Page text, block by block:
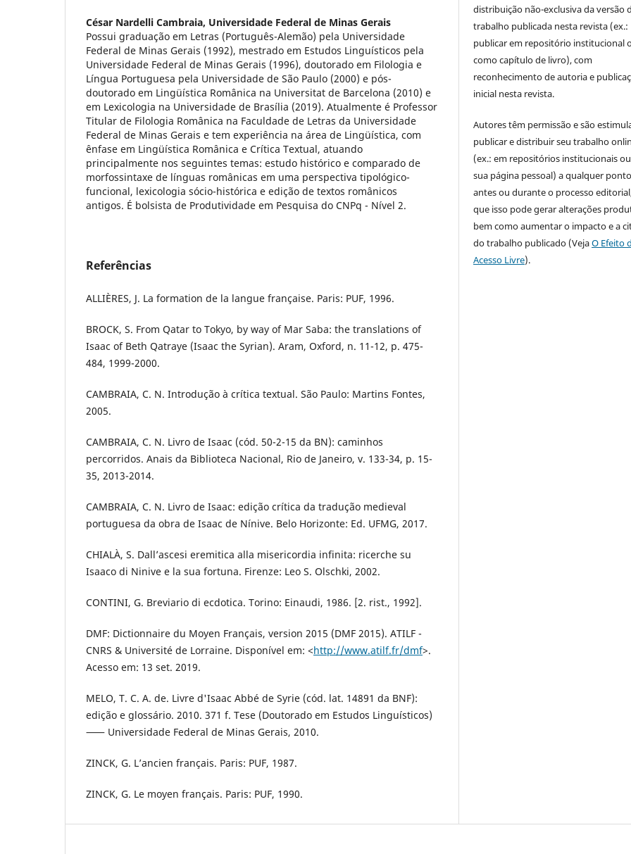
César Nardelli Cambraia, Universidade Federal de Minas Gerais
Possui graduação em Letras (Português-Alemão) pela Universidade
Federal de Minas Gerais (1992), mestrado em Estudos Linguísticos pela
Universidade Federal de Minas Gerais (1996), doutorado em Filologia e
Língua Portuguesa pela Universidade de São Paulo (2000) e pós-
doutorado em Lingüística Românica na Universitat de Barcelona (2010) e
em Lexicologia na Universidade de Brasília (2019). Atualmente é Professor
Titular de Filologia Românica na Faculdade de Letras da Universidade
Federal de Minas Gerais e tem experiência na área de Lingüística, com
ênfase em Lingüística Românica e Crítica Textual, atuando
principalmente nos seguintes temas: estudo histórico e comparado de
morfossintaxe de línguas românicas em uma perspectiva tipológico-
funcional, lexicologia sócio-histórica e edição de textos românicos
antigos. É bolsista de Produtividade em Pesquisa do CNPq - Nível 2.
Referências
ALLIÈRES, J. La formation de la langue française. Paris: PUF, 1996.
BROCK, S. From Qatar to Tokyo, by way of Mar Saba: the translations of
Isaac of Beth Qatraye (Isaac the Syrian). Aram, Oxford, n. 11-12, p. 475-
484, 1999-2000.
CAMBRAIA, C. N. Introdução à crítica textual. São Paulo: Martins Fontes,
2005.
CAMBRAIA, C. N. Livro de Isaac (cód. 50-2-15 da BN): caminhos
percorridos. Anais da Biblioteca Nacional, Rio de Janeiro, v. 133-34, p. 15-
35, 2013-2014.
CAMBRAIA, C. N. Livro de Isaac: edição crítica da tradução medieval
portuguesa da obra de Isaac de Nínive. Belo Horizonte: Ed. UFMG, 2017.
CHIALÀ, S. Dall’ascesi eremitica alla misericordia infinita: ricerche su
Isaaco di Ninive e la sua fortuna. Firenze: Leo S. Olschki, 2002.
CONTINI, G. Breviario di ecdotica. Torino: Einaudi, 1986. [2. rist., 1992].
DMF: Dictionnaire du Moyen Français, version 2015 (DMF 2015). ATILF -
CNRS & Université de Lorraine. Disponível em: <http://www.atilf.fr/dmf>.
Acesso em: 13 set. 2019.
MELO, T. C. A. de. Livre d'Isaac Abbé de Syrie (cód. lat. 14891 da BNF):
edição e glossário. 2010. 371 f. Tese (Doutorado em Estudos Linguísticos)
⸺ Universidade Federal de Minas Gerais, 2010.
ZINCK, G. L’ancien français. Paris: PUF, 1987.
ZINCK, G. Le moyen français. Paris: PUF, 1990.
distribuição não-exclusiva da versão
trabalho publicada nesta revista (ex.:
publicar em repositório institucional
como capítulo de livro), com
reconhecimento de autoria e
inicial nesta revista.
Autores têm permissão e são
publicar e distribuir seu trabalho
(ex.: em repositórios institucionais
sua página pessoal) a qualquer ponto
antes ou durante o processo
que isso pode gerar alterações
bem como aumentar o impacto e a
do trabalho publicado (VejaO Efeito
Acesso Livre).